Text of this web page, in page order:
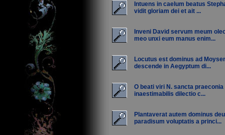
Intuens in caelum beatus
vidit gloriam dei et ait ...
Inveni David servum meum
meo unxi eum manus enim...
Locutus est dominus ad
descende in Aegyptum di...
O beati viri N. sancta praeconia
inaestimabilis dilectio c...
Plantaverat autem dominus
paradisum voluptatis a princi...